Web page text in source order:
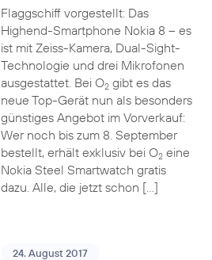
Flaggschiff vorgestellt: Das
Highend-Smartphone Nokia 8 – es
ist mit Zeiss-Kamera, Dual-Sight-
Technologie und drei Mikrofonen
ausgestattet. Bei O2gibt es das
neue Top-Gerät nun als besonders
günstiges Angebot im Vorverkauf:
Wer noch bis zum 8. September
bestellt, erhält exklusiv bei O2eine
Nokia Steel Smartwatch gratis
dazu. Alle, die jetzt schon […]
24. August 2017